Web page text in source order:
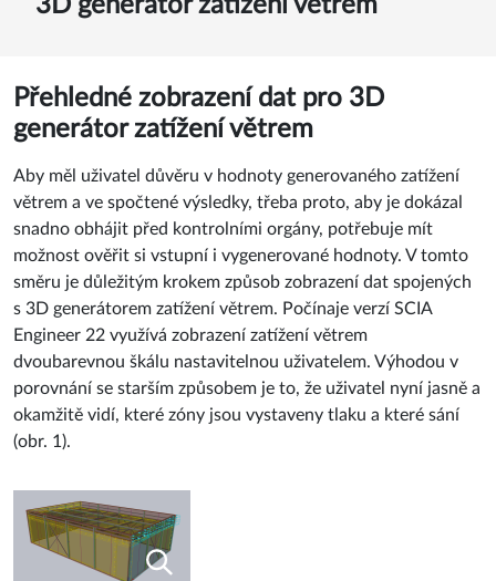
3D generátor zatížení větrem
Přehledné zobrazení dat pro 3D
generátor zatížení větrem
Aby měl uživatel důvěru v hodnoty generovaného zatížení
větrem a ve spočtené výsledky, třeba proto, aby je dokázal
snadno obhájit před kontrolními orgány, potřebuje mít
možnost ověřit si vstupní i vygenerované hodnoty. V tomto
směru je důležitým krokem způsob zobrazení dat spojených
s 3D generátorem zatížení větrem. Počínaje verzí SCIA
Engineer 22 využívá zobrazení zatížení větrem
dvoubarevnou škálu nastavitelnou uživatelem. Výhodou v
porovnání se starším způsobem je to, že uživatel nyní jasně a
okamžitě vidí, které zóny jsou vystaveny tlaku a které sání
(obr. 1).